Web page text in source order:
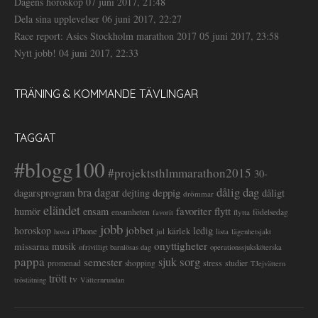
Dela sina upplevelser 06 juni 2017, 22:27
Race report: Asics Stockholm marathon 2017 05 juni 2017, 23:58
Nytt jobb! 04 juni 2017, 22:33
TRÄNING & KOMMANDE TÄVLINGAR
TAGGAT
#blogg100 #projektsthlmmarathon2015 30-
dagarsprogram bra dagar dejting deppig drömmar dålig dag dåligt
humör eländet ensam ensamheten favorit favoriter flytt flytta födelsedag
horoskop hosta iPhone jobb jobbet jul kärlek ledig lista lägenhetsjakt
missarna musik ofrivilligt barnlösas dag onyttigheter operationssjuksköterska
pappa promenad semester shopping sjuk sorg stress studier TJejvättern
tröstätning trött tv Vätternrundan